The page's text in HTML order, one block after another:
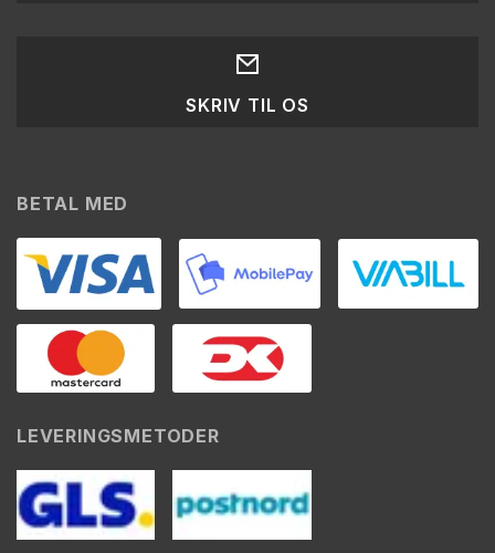
SKRIV TIL OS
BETAL MED
LEVERINGSMETODER